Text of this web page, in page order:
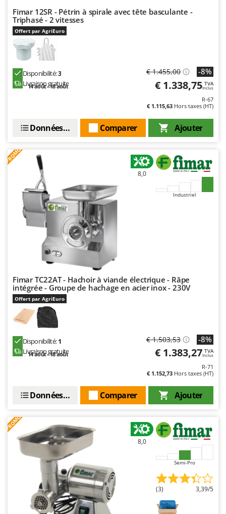
Fimar 12SR - Pétrin à spirale avec tête basculante -
Triphasé - 2 vitesses
Offert par AgriEuro
Disponibilité:3
Livraison gratuite
14 août - 18 août
€ 1.455,00 -8%
€ 1.338,75 TVA
Inclus
R-67
€ 1.115,63 Hors taxes (HT)
Ajouter
Comparer
Données techniques
PROMO
8,0
Industriel
Fimar TC22AT - Hachoir à viande électrique - Râpe
intégrée - Groupe de hachage en acier inox - 230V
Offert par AgriEuro
Disponibilité:1
Livraison gratuite
14 août - 18 août
€ 1.503,53 -8%
€ 1.383,27 TVA
Inclus
R-71
€ 1.152,73 Hors taxes (HT)
Ajouter
Comparer
Données techniques
PROMO
8,0
Semi-Pro
(3) 3,39/5